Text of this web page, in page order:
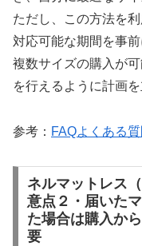
ただし、この方法を
対応可能な期間を事
複数サイズの購入が
を行えるように計画
参考： FAQよくある質
ネルマットレス
意点２・届いた
た場合は購入か
要